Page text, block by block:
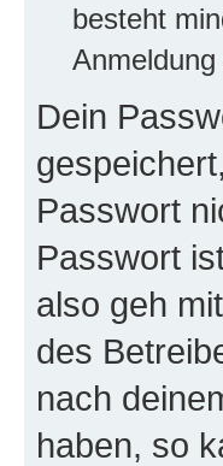
besteht
Dein
Passwort
Passwort
also geh
des
nach
haben, so